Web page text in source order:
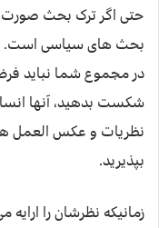
حتی اگر ترک بحث صورت
بحث های سیاسی است.
در مجموع شما نباید فرض
شکست بدهید، آنها
نظریات و عکس العمل
بپذیرید.
زمانیکه نظرشان را